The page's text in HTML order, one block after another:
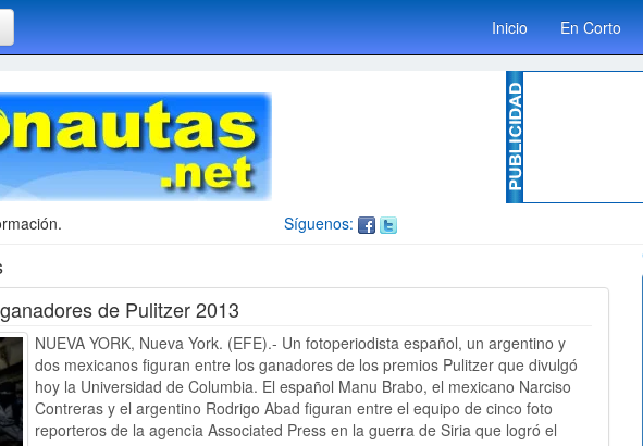
Inicio En Corto
Síguenos:
de Pulitzer 2013
NUEVA YORK, Nueva York. (EFE).- Un fotoperiodista español, un argentino y
dos mexicanos figuran entre los ganadores de los premios Pulitzer que divulgó
hoy la Universidad de Columbia. El español Manu Brabo, el mexicano Narciso
Contreras y el argentino Rodrigo Abad figuran entre el equipo de cinco foto
reporteros de la agencia Associated Press en la guerra de Siria que logró el